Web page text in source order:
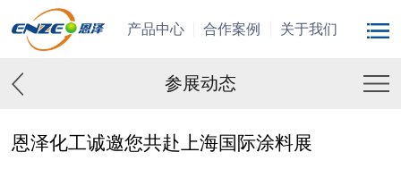
产品中心 合作案例 关于我们
参展动态
恩泽化工诚邀您共赴上海国际涂料展